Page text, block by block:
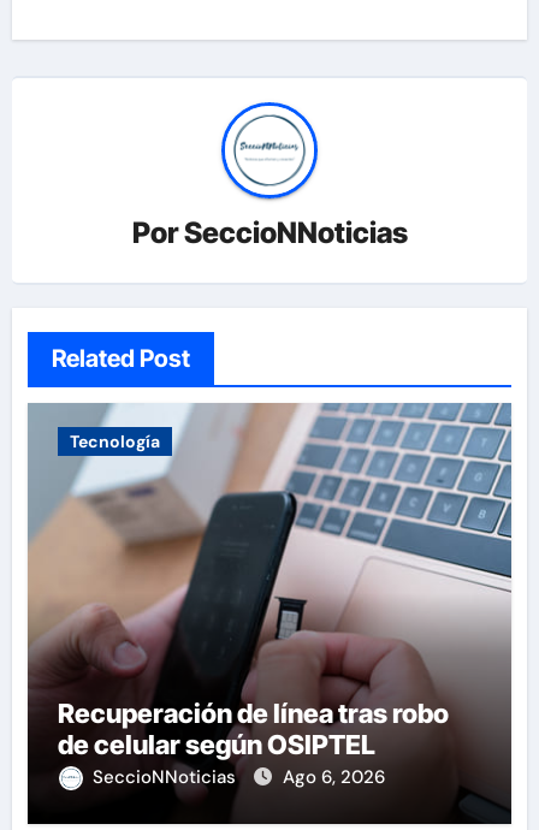
PorSeccioNNoticias
Related Post
Tecnología
Recuperación de línea tras robo
de celular según OSIPTEL
SeccioNNoticias Ago 6, 2026